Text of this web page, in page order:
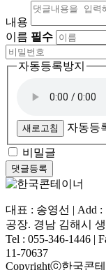
내용
이름 필수
자동등록방지
새로고침 자동등
비밀글
대표 : 송영선 | Add
공장. 경남 김해시
Tel : 055-346-1446 |
11-70637
Copyrightⓒ한국콘테